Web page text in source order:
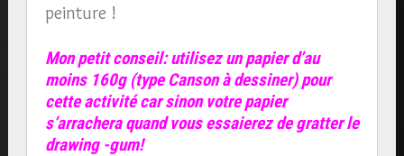
peinture !
Mon petit conseil: utilisez un papier d’au
moins 160g (type Canson à dessiner) pour
cette activité car sinon votre papier
s’arrachera quand vous essaierez de gratter le
drawing -gum!